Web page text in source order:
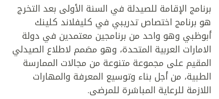
برنامج الإقامة للصيدلة في السنة الأولى بعد التخرج
هو برنامج اختصاص تدريبي في كليفلاند كلينك
أبوظبي وهو واحد من برنامجين معتمدين في دولة
الامارات العربية المتحدة، وهو مصَمم لاطلاع الصيدلي
المقيم على مجموعة متنوعة من مجالات الممارسة
الطبية، من أجل بناء وتوسيع المعرفة والمهارات
اللازمة للرعاية المباشرة للمرضى.